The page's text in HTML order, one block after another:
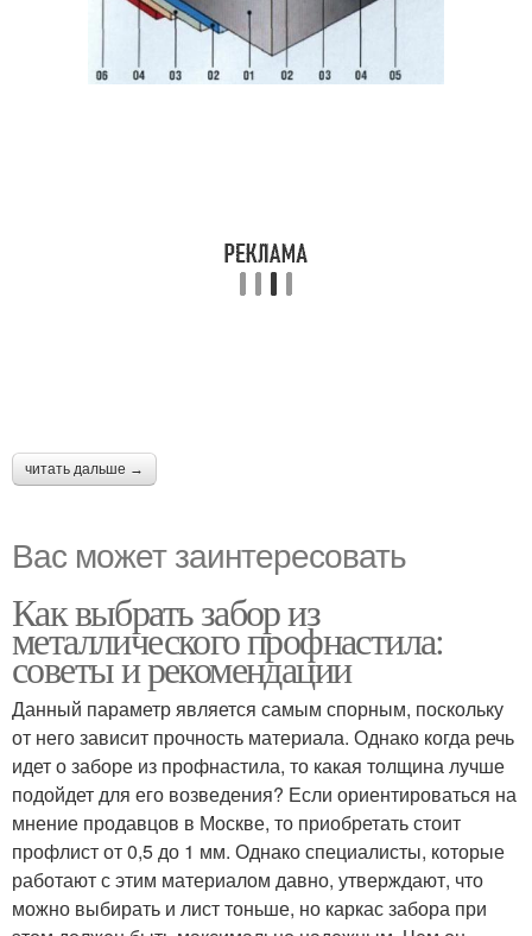
читать дальше →
Вас может заинтересовать
Как выбрать забор из
металлического профнастила:
советы и рекомендации
Данный параметр является самым спорным, поскольку
от него зависит прочность материала. Однако когда речь
идет о заборе из профнастила, то какая толщина лучше
подойдет для его возведения? Если ориентироваться на
мнение продавцов в Москве, то приобретать стоит
профлист от 0,5 до 1 мм. Однако специалисты, которые
работают с этим материалом давно, утверждают, что
можно выбирать и лист тоньше, но каркас забора при